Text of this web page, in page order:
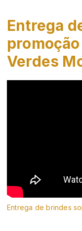
Entrega
Verdes
Entrega de brindes